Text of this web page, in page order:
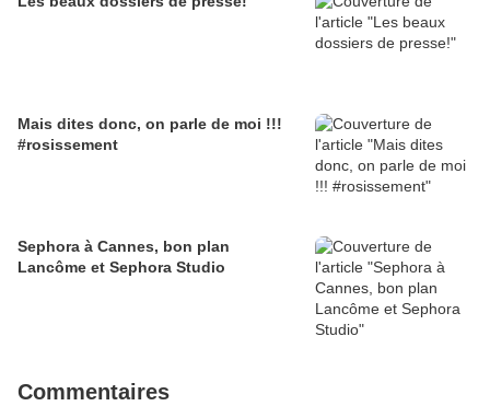
Mais dites donc, on parle de moi !!!
#rosissement
Sephora à Cannes, bon plan
Lancôme et Sephora Studio
Commentaires